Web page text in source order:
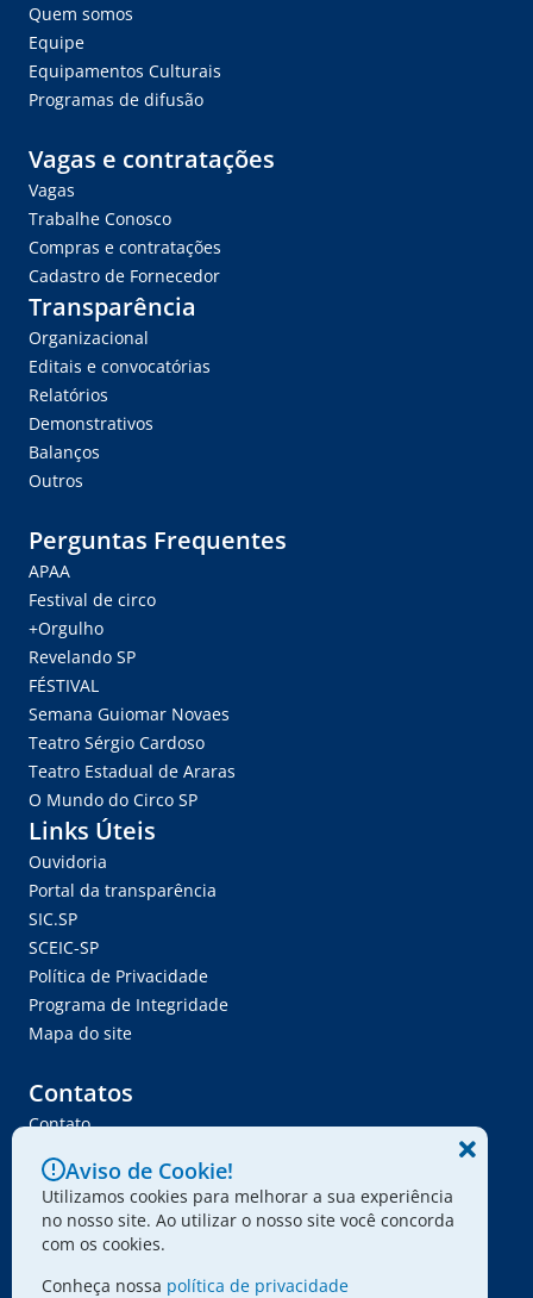
Quem somos
Equipe
Equipamentos Culturais
Programas de difusão
Vagas e contratações
Vagas
Trabalhe Conosco
Compras e contratações
Cadastro de Fornecedor
Transparência
Organizacional
Editais e convocatórias
Relatórios
Demonstrativos
Balanços
Outros
Perguntas Frequentes
APAA
Festival de circo
+Orgulho
Revelando SP
FÉSTIVAL
Semana Guiomar Novaes
Teatro Sérgio Cardoso
Teatro Estadual de Araras
O Mundo do Circo SP
Links Úteis
Ouvidoria
Portal da transparência
SIC.SP
SCEIC-SP
Política de Privacidade
Programa de Integridade
Mapa do site
Contatos
Contato
Ser Fornecedor
Envie seu projeto
Aviso de Cookie!
Utilizamos cookies para melhorar a sua experiência
no nosso site. Ao utilizar o nosso site você concorda
com os cookies.
Conheça nossa política de privacidade